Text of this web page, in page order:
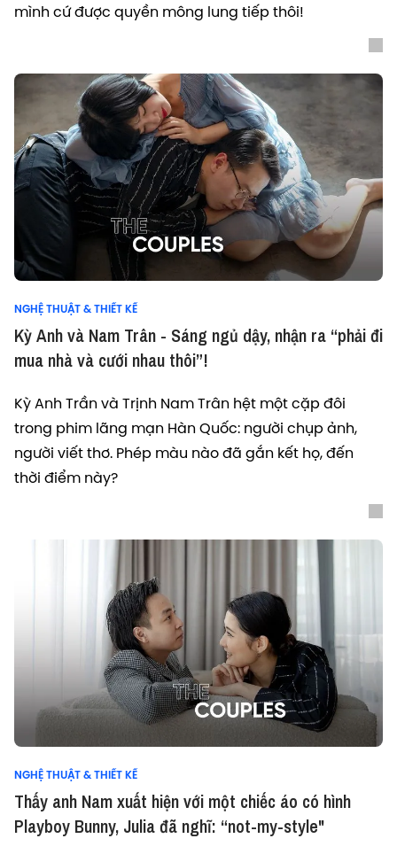
mình cứ được quyền mông lung tiếp thôi!
NGHỆ THUẬT & THIẾT KẾ
Kỳ Anh và Nam Trân - Sáng ngủ dậy, nhận ra “phải đi
mua nhà và cưới nhau thôi”!
Kỳ Anh Trần và Trịnh Nam Trân hệt một cặp đôi
trong phim lãng mạn Hàn Quốc: người chụp ảnh,
người viết thơ. Phép màu nào đã gắn kết họ, đến
thời điểm này?
NGHỆ THUẬT & THIẾT KẾ
Thấy anh Nam xuất hiện với một chiếc áo có hình
Playboy Bunny, Julia đã nghĩ: “not-my-style"